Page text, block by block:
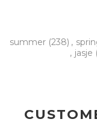
summer (238) ,
, jasje